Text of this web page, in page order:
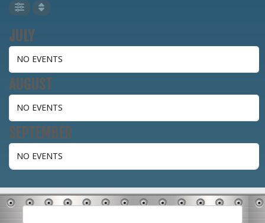
JULY
NO EVENTS
AUGUST
NO EVENTS
SEPTEMBER
NO EVENTS
Suchen